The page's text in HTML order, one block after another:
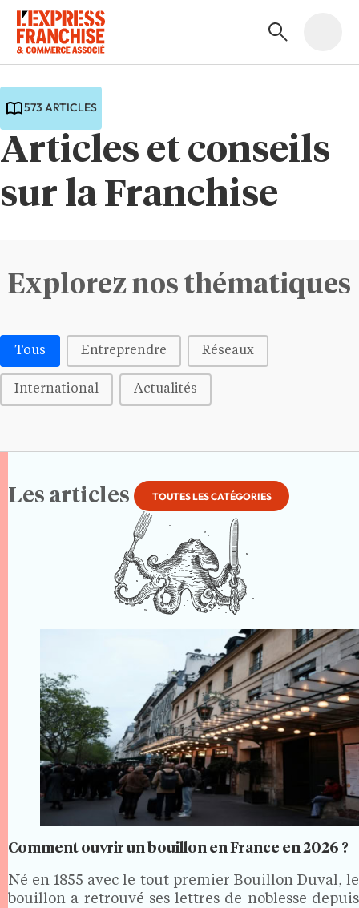
Articles et conseils
sur la Franchise
573 ARTICLES
Explorez nos thématiques
Médias | Thématiques - Buttons
Tous Entreprendre Réseaux
International Actualités
Les articles TOUTES LES CATÉGORIES
Comment ouvrir un bouillon en France en 2026 ?
Né en 1855 avec le tout premier Bouillon Duval, le
bouillon a retrouvé ses lettres de noblesse depuis